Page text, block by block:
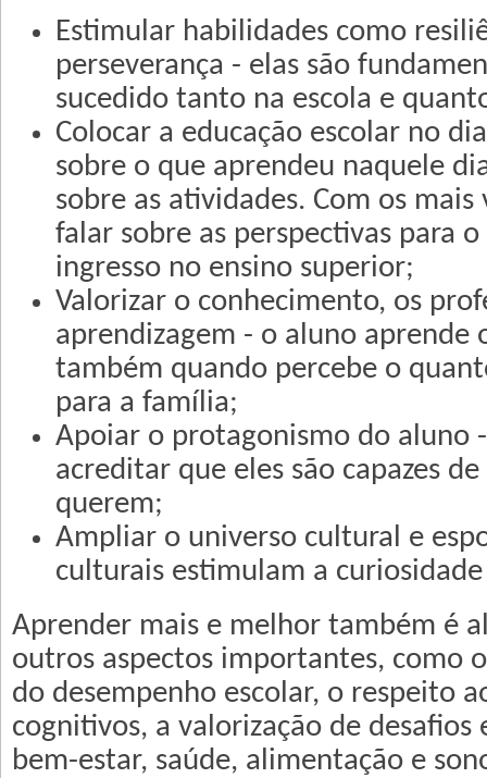
Estimular habilidades como
perseverança - elas são
sucedido tanto na escola e
Colocar a educação escolar no
sobre o que aprendeu naquele
sobre as atividades. Com os
falar sobre as perspectivas para
ingresso no ensino superior;
Valorizar o conhecimento, os
aprendizagem - o aluno aprende
também quando percebe o
para a família;
Apoiar o protagonismo do aluno
acreditar que eles são capazes
querem;
Ampliar o universo cultural e
culturais estimulam a
Aprender mais e melhor também é
outros aspectos importantes, como
do desempenho escolar, o respeito
cognitivos, a valorização de desafios
bem-estar, saúde, alimentação e